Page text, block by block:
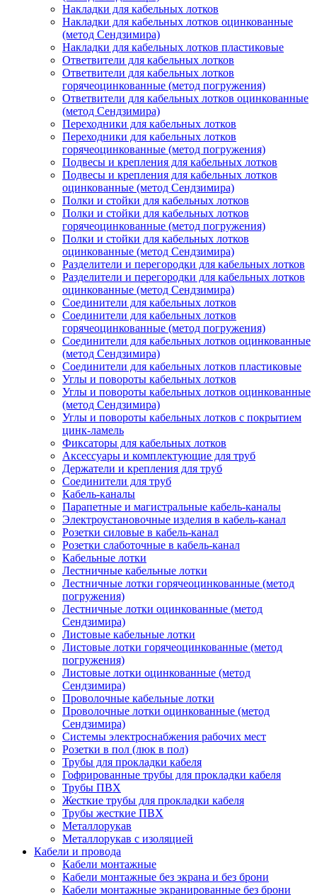
Накладки для кабельных лотков
Накладки для кабельных лотков оцинкованные
(метод Сендзимира)
Накладки для кабельных лотков пластиковые
Ответвители для кабельных лотков
Ответвители для кабельных лотков
горячеоцинкованные (метод погружения)
Ответвители для кабельных лотков оцинкованные
(метод Сендзимира)
Переходники для кабельных лотков
Переходники для кабельных лотков
горячеоцинкованные (метод погружения)
Подвесы и крепления для кабельных лотков
Подвесы и крепления для кабельных лотков
оцинкованные (метод Сендзимира)
Полки и стойки для кабельных лотков
Полки и стойки для кабельных лотков
горячеоцинкованные (метод погружения)
Полки и стойки для кабельных лотков
оцинкованные (метод Сендзимира)
Разделители и перегородки для кабельных лотков
Разделители и перегородки для кабельных лотков
оцинкованные (метод Сендзимира)
Соединители для кабельных лотков
Соединители для кабельных лотков
горячеоцинкованные (метод погружения)
Соединители для кабельных лотков оцинкованные
(метод Сендзимира)
Соединители для кабельных лотков пластиковые
Углы и повороты кабельных лотков
Углы и повороты кабельных лотков оцинкованные
(метод Сендзимира)
Углы и повороты кабельных лотков с покрытием
цинк-ламель
Фиксаторы для кабельных лотков
Аксессуары и комплектующие для труб
Держатели и крепления для труб
Соединители для труб
Кабель-каналы
Парапетные и магистральные кабель-каналы
Электроустановочные изделия в кабель-канал
Розетки силовые в кабель-канал
Розетки слаботочные в кабель-канал
Кабельные лотки
Лестничные кабельные лотки
Лестничные лотки горячеоцинкованные (метод
погружения)
Лестничные лотки оцинкованные (метод
Сендзимира)
Листовые кабельные лотки
Листовые лотки горячеоцинкованные (метод
погружения)
Листовые лотки оцинкованные (метод
Сендзимира)
Проволочные кабельные лотки
Проволочные лотки оцинкованные (метод
Сендзимира)
Системы электроснабжения рабочих мест
Розетки в пол (люк в пол)
Трубы для прокладки кабеля
Гофрированные трубы для прокладки кабеля
Трубы ПВХ
Жесткие трубы для прокладки кабеля
Трубы жесткие ПВХ
Металлорукав
Металлорукав с изоляцией
Кабели и провода
Кабели монтажные
Кабели монтажные без экрана и без брони
Кабели монтажные экранированные без брони